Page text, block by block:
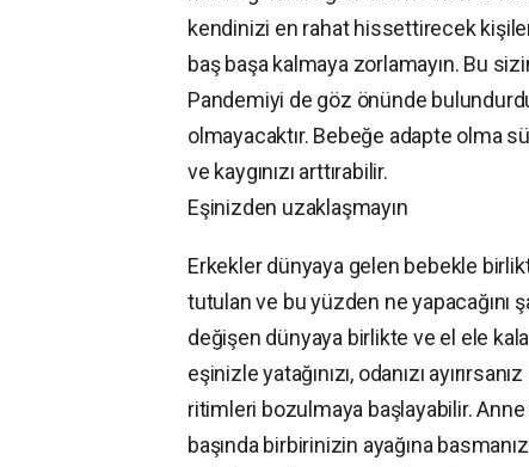
kendinizi en rahat hissettirecek
baş başa kalmaya zorlamayın. Bu
Pandemiyi de göz önünde
olmayacaktır. Bebeğe adapte olma
ve kaygınızı arttırabilir.
Eşinizden uzaklaşmayın
Erkekler dünyaya gelen bebekle
tutulan ve bu yüzden ne yapacağını
değişen dünyaya birlikte ve el ele
eşinizle yatağınızı, odanızı
ritimleri bozulmaya başlayabilir.
başında birbirinizin ayağına